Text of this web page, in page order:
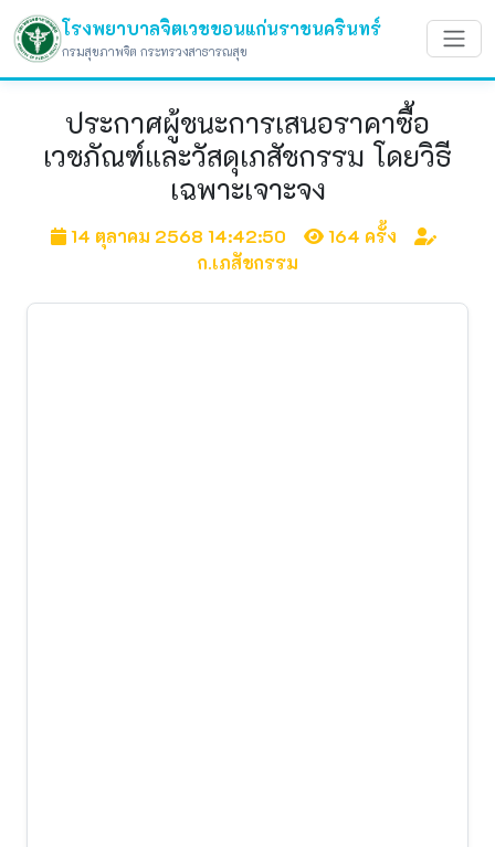
โรงพยาบาลจิตเวชขอนแก่นราชนครินทร์
กรมสุขภาพจิต กระทรวงสาธารณสุข
ประกาศผู้ชนะการเสนอราคาซื้อ
เวชภัณฑ์และวัสดุเภสัชกรรม โดยวิธี
เฉพาะเจาะจง
14 ตุลาคม 2568 14:42:50
164 ครั้ง
ก.เภสัชกรรม